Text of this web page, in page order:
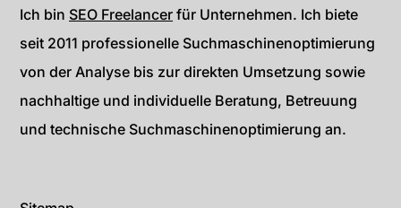
Ich bin SEO Freelancer für Unternehmen. Ich biete
seit 2011 professionelle Suchmaschinenoptimierung
von der Analyse bis zur direkten Umsetzung sowie
nachhaltige und individuelle Beratung, Betreuung
und technische Suchmaschinenoptimierung an.